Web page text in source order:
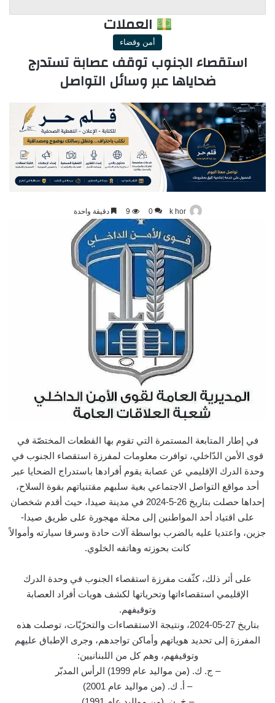
العملات
أمن وقضاء
استقصاء الجنوب توقف عصابة تستدرج
ضحاياها عبر وسائل التواصل
k hor
0
9 دقيقة واحدة
في إطار المتابعة المستمرة التي تقوم بها القطعات المختصّة في
قوى الأمن الدّاخلي، توافرت معلومات لمفرزة استقصاء الجنوب في
وحدة الدرك الإقليمي عن عصابة يقوم أفرادها باستدراج الضحايا عبر
أحد مواقع التواصل الاجتماعي بغية سلبهم مقتنياتهم بقوة السلاح،
إحداها حصلت بتاريخ 26-5-2024 في مدينة صيدا، حيث أقدم شخصان
على اقتياد أحد المواطنين إلى محلة مهجورة على طريق صيدا-
جزين، واعتديا عليه بالضرب بواسطة آلات حادة وسرقا سيارته وأموالاً
كانت بحوزته وهاتفه الخلوي.
على أثر ذلك، كثّفت مفرزة استقصاء الجنوب في وحدة الدرك
الإقليمي استقصاءاتها وتحرياتها لكشف هويات أفراد العصابة
وتوقيفهم.
بتاريخ 27-05-2024، ونتيجة الاستقصاءات والتحرّيّات، توصلت هذه
المفرزة إلى تحديد هوياتهم وأماكن تواجدهم، وجرى الإطباق عليهم
وتوقيفهم، وهم كل من اللبنانيين:
– ج. ك. (من مواليد عام 1999) الرأس المدبّر
– أ. ك. (من مواليد عام 2001)